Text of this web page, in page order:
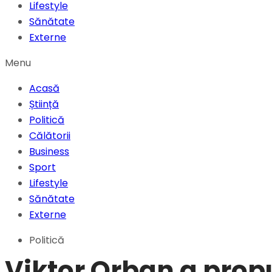
Lifestyle
Sănătate
Externe
Menu
Acasă
Știință
Politică
Călătorii
Business
Sport
Lifestyle
Sănătate
Externe
Politică